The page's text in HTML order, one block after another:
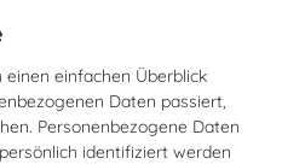
einfachen Überblick
Daten passiert,
Personenbezogene Daten
identifiziert werden